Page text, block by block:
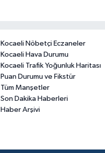
Kocaeli Nöbetçi Eczaneler
Kocaeli Hava Durumu
Kocaeli Trafik Yoğunluk Haritası
Puan Durumu ve Fikstür
Tüm Manşetler
Son Dakika Haberleri
Haber Arşivi